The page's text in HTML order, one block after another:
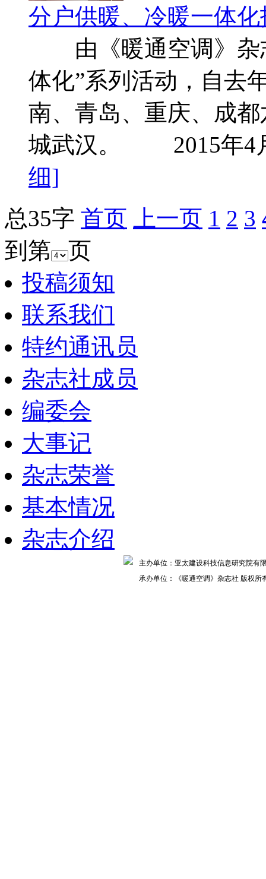
分户供暖、冷暖一体
由《暖通空调》杂
体化”系列活动，自去
南、青岛、重庆、成
城武汉。 2015年4
细]
总35字 首页 上一页 1 2 3
到第
页
投稿须知
联系我们
特约通讯员
杂志社成员
编委会
大事记
杂志荣誉
基本情况
杂志介绍
主办单位：亚太建设科技信息研究院
承办单位：《暖通空调》杂志社 版权